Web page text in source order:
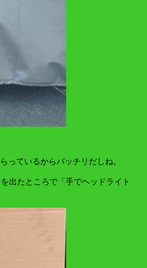
ているからバッチリだしね。
出たところで「手でヘッドライト